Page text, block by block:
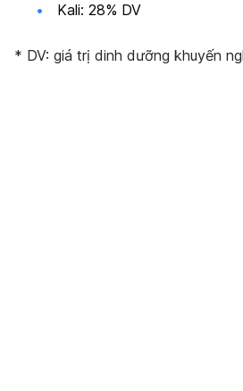
Kali: 28% DV
* DV: giá trị dinh dưỡng khuyến